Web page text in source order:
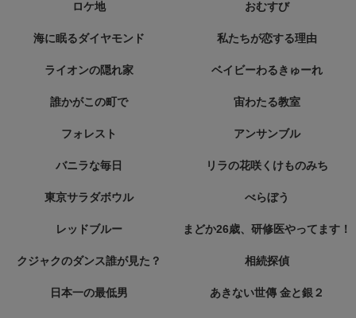
ロケ地 おむすび
海に眠るダイヤモンド 私たちが恋する理由
ライオンの隠れ家 ベイビーわるきゅーれ
誰かがこの町で 宙わたる教室
フォレスト アンサンブル
バニラな毎日 リラの花咲くけものみち
東京サラダボウル べらぼう
レッドブルー まどか26歳、研修医やってます！
クジャクのダンス誰が見た？ 相続探偵
日本一の最低男 あきない世傳 金と銀２